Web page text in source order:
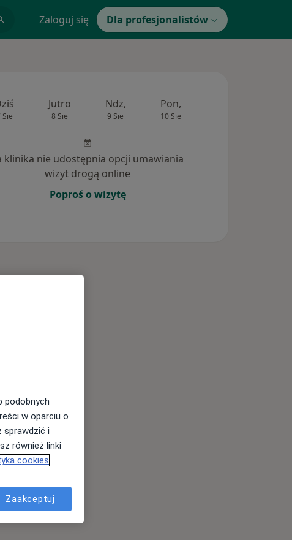
Zaloguj się Dla profesjonalistów
Sie
Jutro
8 Sie
Ndz,
9 Sie
Pon,
10 Sie
klinika nie udostępnia opcji umawiania
wizyt drogą online
Poproś o wizytę
podobnych
w oparciu o
sprawdzić i
również linki
cookies
Zaakceptuj